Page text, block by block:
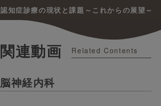
認知症診療の現状と課題～これからの展望～
関連動画 Related Contents
脳神経内科